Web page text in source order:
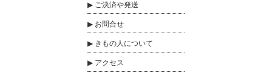
ご決済や発送
お問合せ
きもの人について
アクセス